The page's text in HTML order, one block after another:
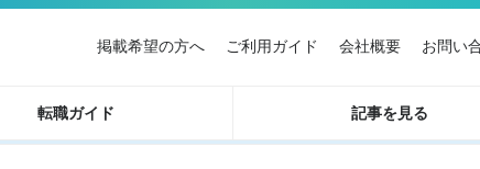
掲載希望の方へ ご利用ガイド 会社概要 お問い
転職ガイド 記事を見る